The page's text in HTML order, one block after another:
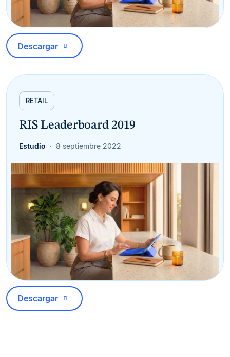
Descargar
RETAIL
RIS Leaderboard 2019
Estudio 8 septiembre 2022
Descargar